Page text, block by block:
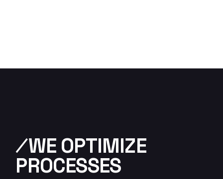
⁄WE OPTIMIZE
PROCESSES